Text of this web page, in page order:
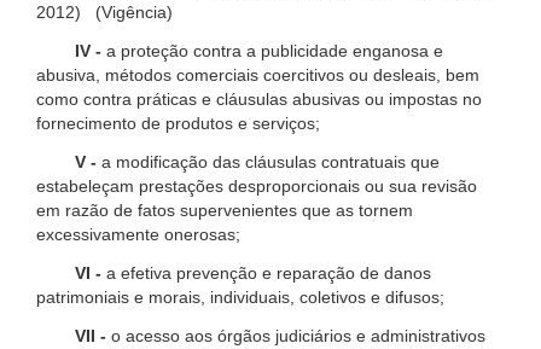
2012) (Vigência)
IV - a proteção contra a publicidade enganosa e
abusiva, métodos comerciais coercitivos ou desleais, bem
como contra práticas e cláusulas abusivas ou impostas no
fornecimento de produtos e serviços;
V - a modificação das cláusulas contratuais que
estabeleçam prestações desproporcionais ou sua revisão
em razão de fatos supervenientes que as tornem
excessivamente onerosas;
VI - a efetiva prevenção e reparação de danos
patrimoniais e morais, individuais, coletivos e difusos;
VII - o acesso aos órgãos judiciários e administrativos